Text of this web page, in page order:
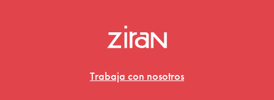
Trabaja con nosotros